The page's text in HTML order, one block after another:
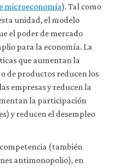
microeconomía). Tal como
unidad, el modelo
el poder de mercado
para la economía. La
que aumentan la
de productos reducen los
empresas y reducen la
la participación
y reducen el desempleo
(también
antimonopolio), en